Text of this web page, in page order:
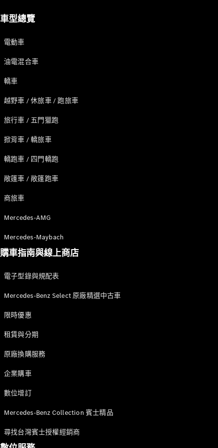
人才招募
權經銷商
車型總覽
電動車
油電混合車
轎車
越野車 / 休旅車 / 跑旅車
旅行車 / 五門獵跑
掀背車 / 轎旅車
轎跑車 / 四門轎跑
敞篷車 / 敞篷跑車
商旅車
Mercedes-AMG
Mercedes-Maybach
購車指南與線上商店
電子型錄與規配表
Mercedes-Benz Select 原廠精選中古車
限時優惠
租賃與分期
原廠換購服務
企業購車
數位增訂
Mercedes-Benz Collection 賓士精品
尋找台灣賓士授權經銷商